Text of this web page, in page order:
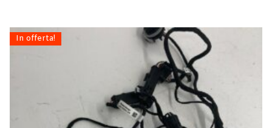
In offerta!